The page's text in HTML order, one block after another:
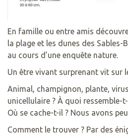
En famille ou entre amis
la plage et les dunes des Sables-
au cours d’une enquête nature.
Un être vivant surprenant vit sur
Animal, champignon, plante,
unicellulaire ? À quoi ressemble-
Où se cache-t-il ? Nous avons
Comment le trouver ? Par des